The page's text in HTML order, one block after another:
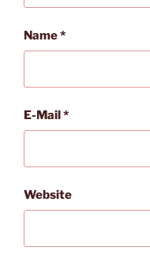
Name*
E-Mail*
Website